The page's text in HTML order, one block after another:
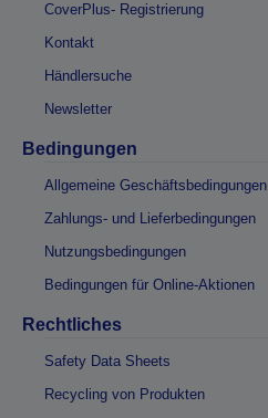
CoverPlus- Registrierung
Kontakt
Händlersuche
Newsletter
Bedingungen
Allgemeine Geschäftsbedingungen
Zahlungs- und Lieferbedingungen
Nutzungsbedingungen
Bedingungen für Online-Aktionen
Rechtliches
Safety Data Sheets
Recycling von Produkten